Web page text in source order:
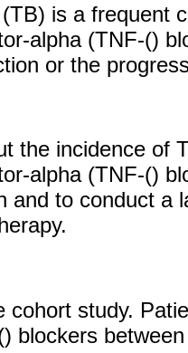
is a frequent
alpha (TNF-()
or the
the incidence of
alpha (TNF-()
and to conduct a
cohort study.
blockers